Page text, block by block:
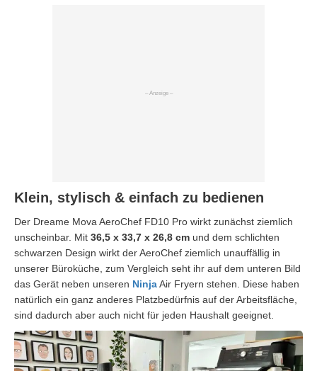
Klein, stylisch & einfach zu bedienen
Der Dreame Mova AeroChef FD10 Pro wirkt zunächst ziemlich
unscheinbar. Mit 36,5 x 33,7 x 26,8 cm und dem schlichten
schwarzen Design wirkt der AeroChef ziemlich unauffällig in
unserer Büroküche, zum Vergleich seht ihr auf dem unteren Bild
das Gerät neben unseren NinjaAir Fryern stehen. Diese haben
natürlich ein ganz anderes Platzbedürfnis auf der Arbeitsfläche,
sind dadurch aber auch nicht für jeden Haushalt geeignet.